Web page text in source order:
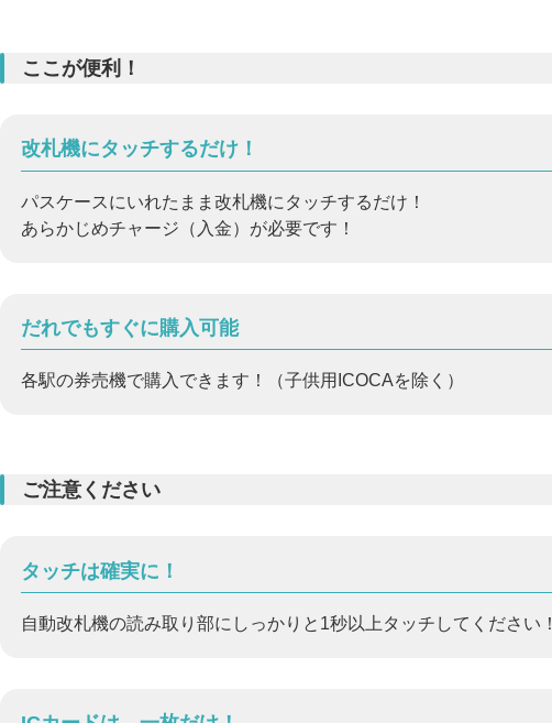
ここが便利！
改札機にタッチするだけ！
パスケースにいれたまま改札機にタッチするだけ！
あらかじめチャージ（入金）が必要です！
だれでもすぐに購入可能
各駅の券売機で購入できます！（子供用ICOCAを除く）
ご注意ください
タッチは確実に！
自動改札機の読み取り部にしっかりと1秒以上タッチしてください！